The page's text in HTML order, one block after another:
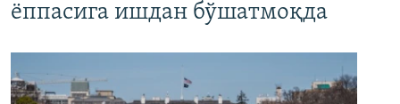
ёппасига ишдан бўшатмоқда